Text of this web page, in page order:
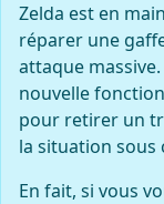
Zelda est en
réparer une
attaque
nouvelle
pour retirer un
la situation sous
En fait, si vous